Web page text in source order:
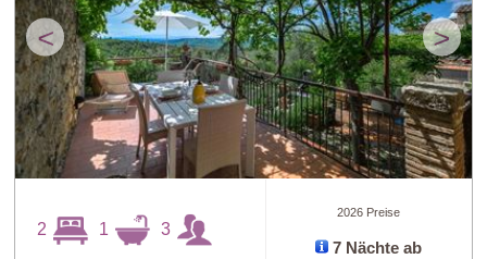
< >
2 1 3
2026 Preise
7 Nächte ab